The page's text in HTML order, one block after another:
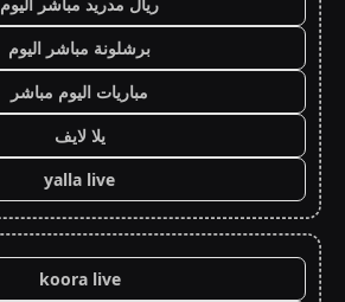
برشلونة مباشر اليوم
مباريات اليوم مباشر
يلا لايف
yalla live
koora live